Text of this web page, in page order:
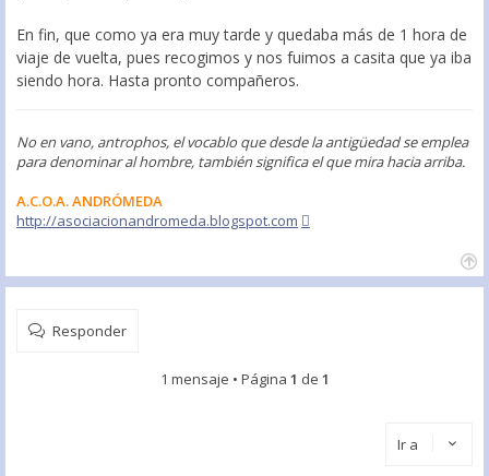
En fin, que como ya era muy tarde y quedaba más de 1 hora de
viaje de vuelta, pues recogimos y nos fuimos a casita que ya iba
siendo hora. Hasta pronto compañeros.
No en vano, antrophos, el vocablo que desde la antigüedad se emplea
para denominar al hombre, también significa el que mira hacia arriba.
A.C.O.A. ANDRÓMEDA
http://asociacionandromeda.blogspot.com
Responder
1 mensaje • Página 1 de 1
Ir a